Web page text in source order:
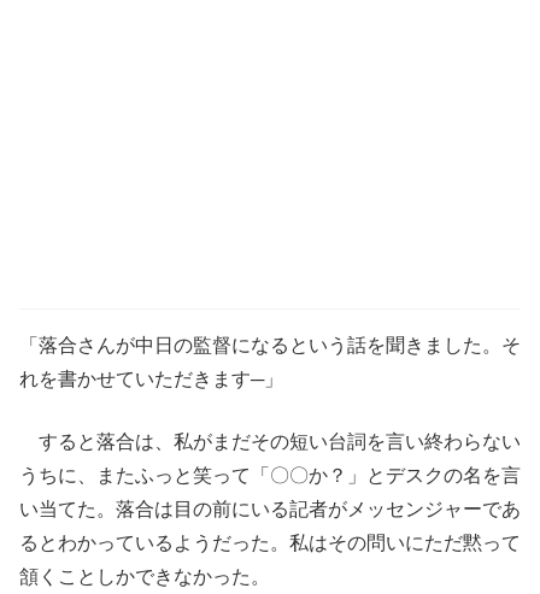
「落合さんが中日の監督になるという話を聞きました。そ
れを書かせていただきます─」
すると落合は、私がまだその短い台詞を言い終わらない
うちに、またふっと笑って「〇〇か？」とデスクの名を言
い当てた。落合は目の前にいる記者がメッセンジャーであ
るとわかっているようだった。私はその問いにただ黙って
頷くことしかできなかった。